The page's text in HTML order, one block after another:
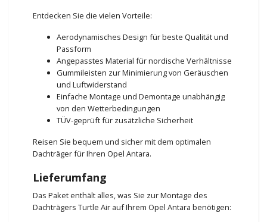
Entdecken Sie die vielen Vorteile:
Aerodynamisches Design für beste Qualität und
Passform
Angepasstes Material für nordische Verhältnisse
Gummileisten zur Minimierung von Geräuschen
und Luftwiderstand
Einfache Montage und Demontage unabhängig
von den Wetterbedingungen
TÜV-geprüft für zusätzliche Sicherheit
Reisen Sie bequem und sicher mit dem optimalen
Dachträger für Ihren Opel Antara.
Lieferumfang
Das Paket enthält alles, was Sie zur Montage des
Dachträgers Turtle Air auf Ihrem Opel Antara benötigen: